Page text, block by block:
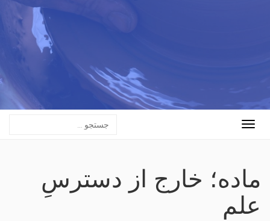
Toggle
ماده؛ خارج از دسترسِ
علم